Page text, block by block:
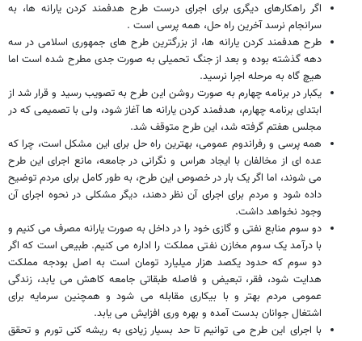
اگر راهکارهای دیگری برای اجرای درست طرح هدفمند کردن یارانه ها، به
سرانجام نرسد آخرین راه حل، همه پرسی است .
طرح هدفمند کردن یارانه ها، از بزرگترین طرح های جمهوری اسلامی در سه
دهه گذشته بوده و بعد از جنگ تحمیلی به صورت جدی مطرح شده است اما
هیچ گاه به مرحله اجرا نرسید.
یکبار در برنامه چهارم به صورت روشن این طرح به تصویب رسید و قرار شد از
ابتدای برنامه چهارم، هدفمند کردن یارانه ها آغاز شود، ولی با تصمیمی که در
مجلس هفتم گرفته شد، این طرح متوقف شد.
همه پرسی و رفراندوم عمومی، بهترین راه حل برای این مشکل است، چرا که
عده ای از مخالفان با ایجاد هراس و نگرانی در جامعه، مانع اجرای این طرح
می شوند، اما اگر یک بار در خصوص این طرح، به طور کامل برای مردم توضیح
داده شود و مردم برای اجرای آن نظر دهند، دیگر مشکلی در نحوه اجرای آن
وجود نخواهد داشت.
دو سوم منابع نفتی و گازی خود را در داخل به صورت یارانه مصرف می کنیم و
با درآمد یک سوم مخازن نفتی مملکت را اداره می کنیم. طبیعی است که اگر
دو سوم که حدود یکصد هزار میلیارد تومان است به اصل بودجه مملکت
هدایت شود، فقر، تبعیض و فاصله طبقاتی جامعه کاهش می یابد، زندگی
عمومی مردم بهتر و با بیکاری مقابله می شود و همچنین سرمایه برای
اشتغال جوانان بدست آمده و بهره وری افزایش می یابد.
با اجرای این طرح می توانیم تا حد بسیار زیادی به ریشه کنی تورم و تحقق